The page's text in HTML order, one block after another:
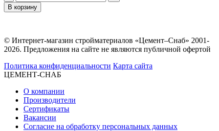
В корзину
© Интернет-магазин стройматериалов «Цемент–Снаб» 2001-
2026. Предложения на сайте не являются публичной офертой
Политика конфиденциальности Карта сайта
ЦЕМЕНТ-СНАБ
О компании
Производители
Сертификаты
Вакансии
Согласие на обработку персональных данных